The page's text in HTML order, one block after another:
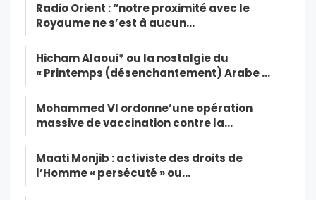
Radio Orient : “notre proximité avec le
Royaume ne s’est à aucun…
Hicham Alaoui* ou la nostalgie du
« Printemps (désenchantement) Arabe …
Mohammed VI ordonne’une opération
massive de vaccination contre la…
Maati Monjib : activiste des droits de
l’Homme « persécuté » ou…